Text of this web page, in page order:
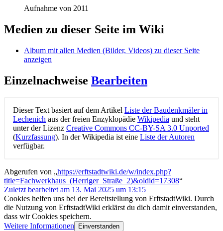
Aufnahme von 2011
Medien zu dieser Seite im Wiki
Album mit allen Medien (Bilder, Videos) zu dieser Seite
anzeigen
Einzelnachweise Bearbeiten
Dieser Text basiert auf dem Artikel Liste der Baudenkmäler in
Lechenich aus der freien Enzyklopädie Wikipedia und steht
unter der Lizenz Creative Commons CC-BY-SA 3.0 Unported
(Kurzfassung). In der Wikipedia ist eine Liste der Autoren
verfügbar.
Abgerufen von „https://erftstadtwiki.de/w/index.php?
title=Fachwerkhaus_(Herriger_Straße_2)&oldid=17308“
Zuletzt bearbeitet am 13. Mai 2025 um 13:15
Cookies helfen uns bei der Bereitstellung von ErftstadtWiki. Durch
die Nutzung von ErftstadtWiki erklärst du dich damit einverstanden,
dass wir Cookies speichern.
Weitere Informationen
Einverstanden